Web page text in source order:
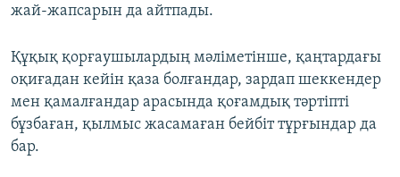
жай-жапсарын да айтпады.
Құқық қорғаушылардың мәліметінше, қаңтардағы
оқиғадан кейін қаза болғандар, зардап шеккендер
мен қамалғандар арасында қоғамдық тәртіпті
бұзбаған, қылмыс жасамаған бейбіт тұрғындар да
бар.